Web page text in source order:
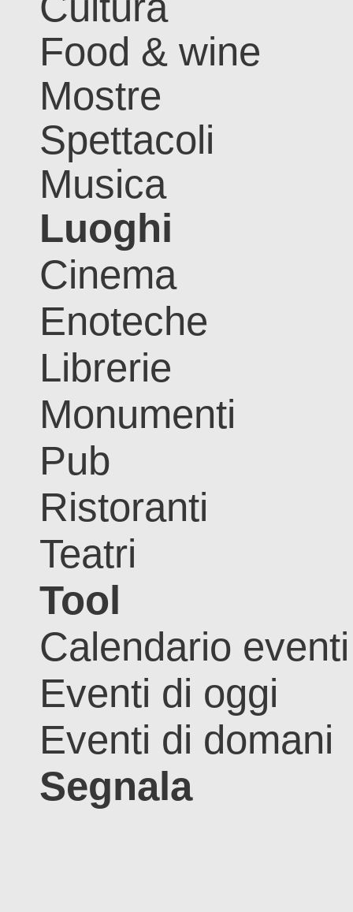
Food & wine
Mostre
Spettacoli
Musica
Luoghi
Cinema
Enoteche
Librerie
Monumenti
Pub
Ristoranti
Teatri
Tool
Calendario eventi
Eventi di oggi
Eventi di domani
Segnala